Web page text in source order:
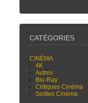
CATÉGORIES
CINÉMA
4K
Autres
Blu-Ray
Critiques Cinéma
Sorties Cinéma